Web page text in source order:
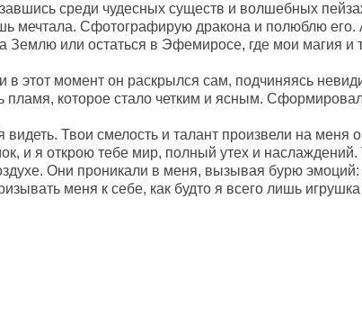
среди чудесных существ и волшебных
мечтала. Сфотографирую дракона и полюблю
Землю или остаться в Эфемиросе, где мои магия и
в этот момент он раскрылся сам, подчиняясь
пламя, которое стало четким и ясным.
Твои смелость и талант произвели на меня
и я открою тебе мир, полный утех и
Они проникали в меня, вызывая бурю эмоций:
меня к себе, как будто я всего лишь